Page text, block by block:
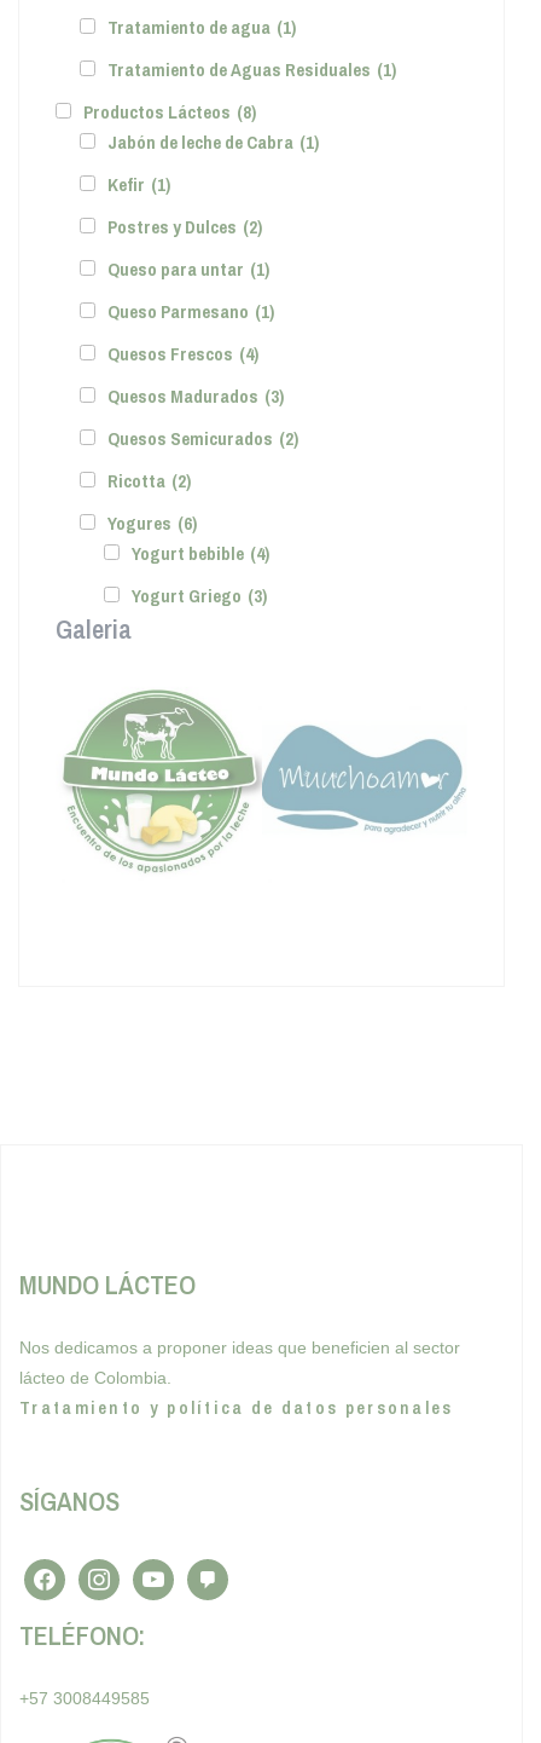
Tratamiento de agua (1)
Tratamiento de Aguas Residuales (1)
Productos Lácteos (8)
Jabón de leche de Cabra (1)
Kefir (1)
Postres y Dulces (2)
Queso para untar (1)
Queso Parmesano (1)
Quesos Frescos (4)
Quesos Madurados (3)
Quesos Semicurados (2)
Ricotta (2)
Yogures (6)
Yogurt bebible (4)
Yogurt Griego (3)
Galeria
MUNDO LÁCTEO
Nos dedicamos a proponer ideas que beneficien al sector
lácteo de Colombia.
Tratamiento y política de datos personales
SÍGANOS
TELÉFONO:
+57 3008449585